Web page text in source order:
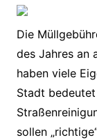
Die
des Jahres an
haben viele
Stadt
sollen